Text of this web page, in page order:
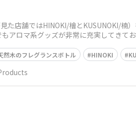
た店舗ではHINOKI/檜とKUSUNOKI/楠
アロマ系グッズが非常に充実してきて
然木のフレグランスボトル HINOKI